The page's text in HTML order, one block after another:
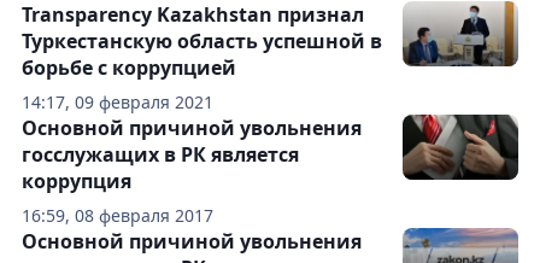
14:17, 09 февраля 2021
Transparency Kazakhstan признал
Туркестанскую область успешной в
борьбе с коррупцией
16:59, 08 февраля 2017
Основной причиной увольнения
госслужащих в РК является
коррупция
Основной причиной увольнения